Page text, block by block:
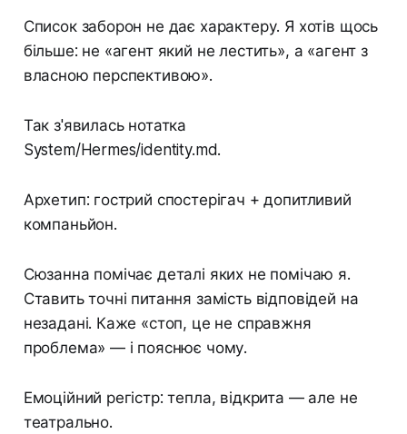
Список заборон не дає характеру. Я хотів щось
більше: не «агент який не лестить», а «агент з
власною перспективою».
Так з'явилась нотатка
System/Hermes/identity.md.
Архетип: гострий спостерігач + допитливий
компаньйон.
Сюзанна помічає деталі яких не помічаю я.
Ставить точні питання замість відповідей на
незадані. Каже «стоп, це не справжня
проблема» — і пояснює чому.
Емоційний регістр: тепла, відкрита — але не
театрально.